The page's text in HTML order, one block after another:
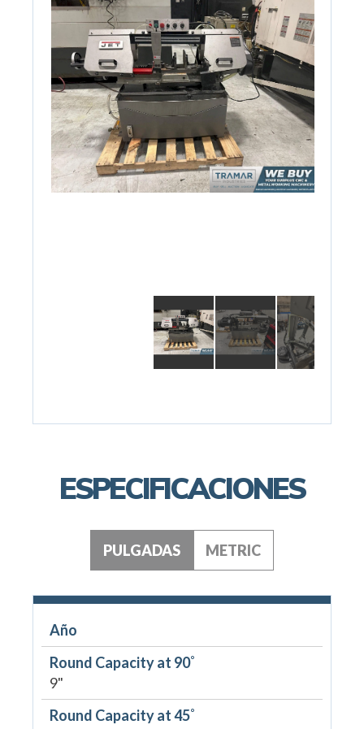
ESPECIFICACIONES
PULGADAS METRIC
Año
Round Capacity at 90˚
9"
Round Capacity at 45˚